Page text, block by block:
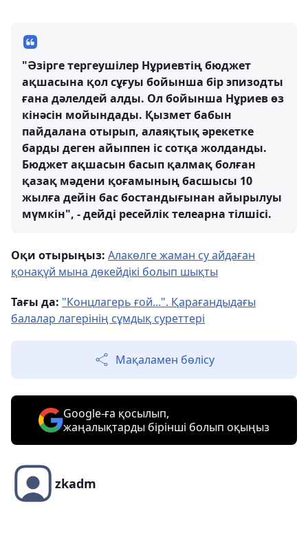
"Әзірге тергеушілер Нұриевтің бюджет
ақшасына қол сұғуы бойынша бір эпизодты
ғана дәлелдей алды. Ол бойынша Нұриев өз
кінәсін мойындады. Қызмет бабын
пайдалана отырып, алаяқтық әрекетке
барды деген айыппен іс сотқа жолданды.
Бюджет ақшасын басып қалмақ болған
қазақ мәдени қоғамының басшысы 10
жылға дейін бас бостандығынан айырылуы
мүмкін", - дейді ресейлік телеарна тілшісі.
Оқи отырыңыз: Алакөлге жаман су айдаған
қонақүй мына дөкейдікі болып шықты
Тағы да: "Концлагерь ғой...". Қарағандыдағы
балалар лагерінің сұмдық суреттері
Мақаламен бөлісу
Google-ға қосылып,
жаңалықтарды бірінші болып оқыңыз
zkadm